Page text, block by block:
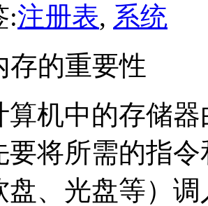
:注册表, 系统
的重要性
算机中的存储
要将所需的指
盘、光盘等）